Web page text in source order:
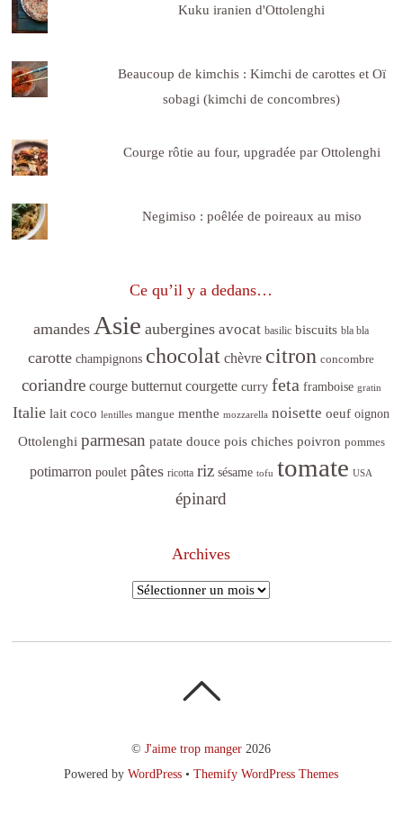
Kuku iranien d'Ottolenghi
Beaucoup de kimchis : Kimchi de carottes et Oï
sobagi (kimchi de concombres)
Courge rôtie au four, upgradée par Ottolenghi
Negimiso : poêlée de poireaux au miso
Ce qu’il y a dedans…
amandes Asie aubergines avocat basilic biscuits bla bla
carotte champignons chocolat chèvre citron concombre
coriandre courge butternut courgette curry feta framboise gratin
Italie lait coco lentilles mangue menthe mozzarella noisette oeuf oignon
Ottolenghi parmesan patate douce pois chiches poivron pommes
potimarron poulet pâtes ricotta riz sésame tofu tomate USA
épinard
Archives
Archives
©J'aime trop manger 2026
Powered byWordPress •Themify WordPress Themes